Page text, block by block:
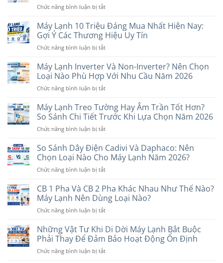
Chức năng bình luận bị tắtở
Lạnh
1
Chiều
Và
Chiều
Khác
Thế
Nên
Chọn
Nào?
Máy Lạnh 10 Triệu Đáng Mua Nhất Hiện Nay:
Gợi Ý Các Thương Hiệu Uy Tín
Chức năng bình luận bị tắtở
Lạnh
10
Triệu
Đáng
Nhất
Hiện
Gợi
Các
Thương
Uy
Máy Lạnh Inverter Và Non-Inverter? Nên Chọn
Loại Nào Phù Hợp Với Nhu Cầu Năm 2026
Chức năng bình luận bị tắtở
Lạnh
Inverter
Và
Non-
Nên
Chọn
Nào
Hợp
Với
Cầu
2026
Máy Lạnh Treo Tường Hay Âm Trần Tốt Hơn?
So Sánh Chi Tiết Trước Khi Lựa Chọn Năm 2026
Chức năng bình luận bị tắtở
Lạnh
Treo
Tường
Hay
Trần
Tốt
Hơn?
So
Chi
Tiết
Khi
So Sánh Dây Điện Cadivi Và Daphaco: Nên
Chọn Loại Nào Cho Máy Lạnh Năm 2026?
Chức năng bình luận bị tắtở
Sánh
Điện
Cadivi
Daphaco:
Nên
Loại
CB 1 Pha Và CB 2 Pha Khác Nhau Như Thế Nào?
Máy Lạnh Nên Dùng Loại Nào?
Chức năng bình luận bị tắtở
1
Pha
Và
CB
Những Vật Tư Khi Di Dời Máy Lạnh Bắt Buộc
Phải Thay Để Đảm Bảo Hoạt Động Ổn Định
Chức năng bình luận bị tắtở